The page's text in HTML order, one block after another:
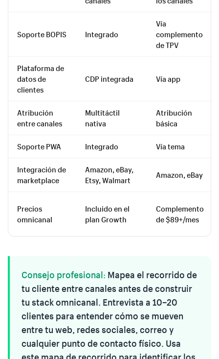
Soporte BOPIS Integrado
Vía
complemento
de TPV
Plataforma de
datos de
clientes
CDP integrada Vía app
Atribución
entre canales
Multitáctil
nativa
Atribución
básica
Soporte PWA Integrado Vía tema
Integración de
marketplace
Amazon, eBay,
Etsy, Walmart
Amazon, eBay
Precios
omnicanal
Incluido en el
plan Growth
Complemento
de $89+/mes
Consejo profesional: Mapea el recorrido de
tu cliente entre canales antes de construir
tu stack omnicanal. Entrevista a 10–20
clientes para entender cómo se mueven
entre tu web, redes sociales, correo y
cualquier punto de contacto físico. Usa